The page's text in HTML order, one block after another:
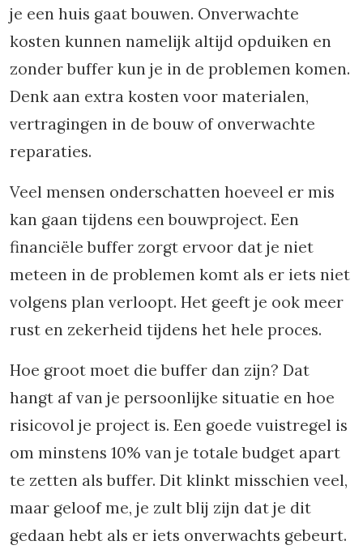
je een huis gaat bouwen. Onverwachte
kosten kunnen namelijk altijd opduiken en
zonder buffer kun je in de problemen komen.
Denk aan extra kosten voor materialen,
vertragingen in de bouw of onverwachte
reparaties.
Veel mensen onderschatten hoeveel er mis
kan gaan tijdens een bouwproject. Een
financiële buffer zorgt ervoor dat je niet
meteen in de problemen komt als er iets niet
volgens plan verloopt. Het geeft je ook meer
rust en zekerheid tijdens het hele proces.
Hoe groot moet die buffer dan zijn? Dat
hangt af van je persoonlijke situatie en hoe
risicovol je project is. Een goede vuistregel is
om minstens 10% van je totale budget apart
te zetten als buffer. Dit klinkt misschien veel,
maar geloof me, je zult blij zijn dat je dit
gedaan hebt als er iets onverwachts gebeurt.